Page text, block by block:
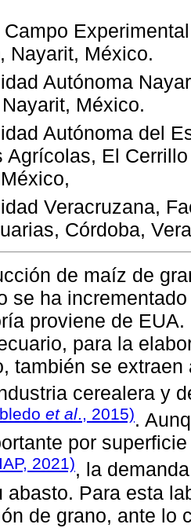
Campo
Nayarit, México.
Autónoma
México.
Autónoma del
Agrícolas, El
Veracruzana,
Córdoba,
de maíz de
se ha
proviene de
para la
también se
cerealera y
et al., 2015).
por
2021), la
abasto. Para esta
de grano, ante lo